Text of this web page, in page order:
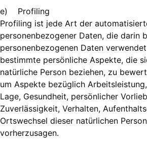
e) Profiling
Profiling ist jede Art der
personenbezogener Daten, die darin
personenbezogenen Daten
bestimmte persönliche Aspekte, die
natürliche Person beziehen, zu
um Aspekte bezüglich
Lage, Gesundheit, persönlicher
Zuverlässigkeit, Verhalten,
Ortswechsel dieser natürlichen
vorherzusagen.